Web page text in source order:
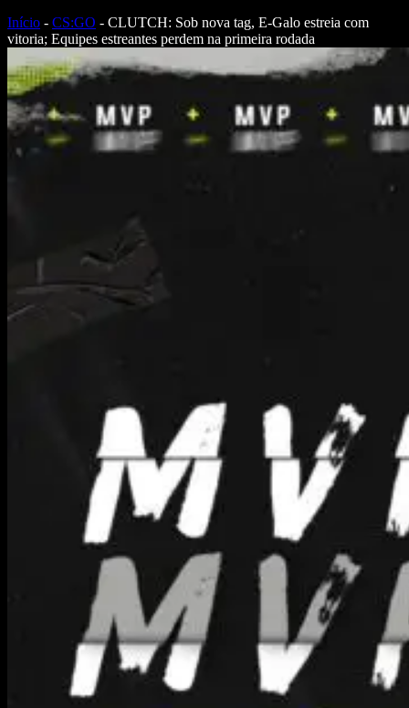
Início - CS:GO - CLUTCH: Sob nova tag, E-Galo estreia com
vitoria; Equipes estreantes perdem na primeira rodada